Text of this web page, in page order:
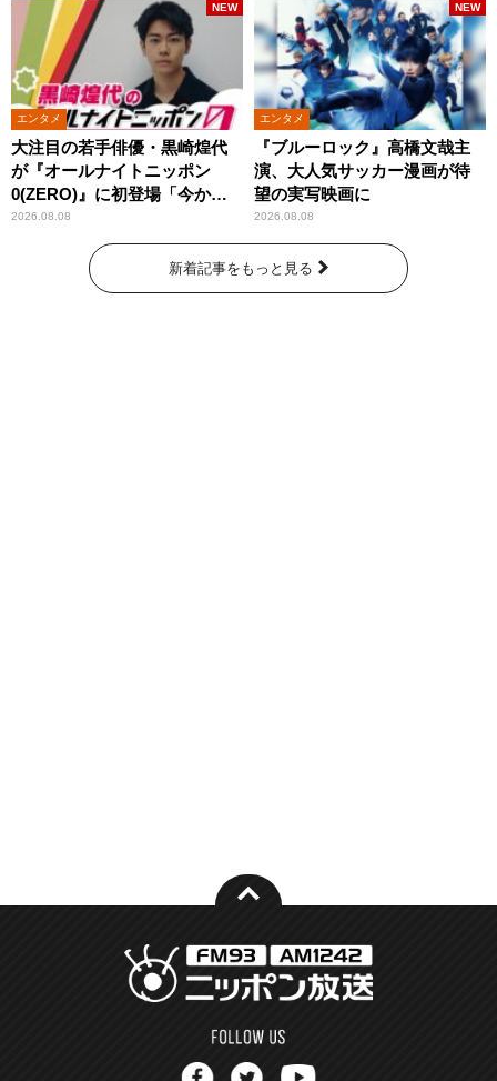
エンタメ
大注目の若手俳優・黒崎煌代
が『オールナイトニッポン
0(ZERO)』に初登場「今から
とてもワクワクしておりま
2026.08.08
NEW
エンタメ
『ブルーロック』高橋文哉主
演、大人気サッカー漫画が待
望の実写映画に
2026.08.08
NEW
新着記事をもっと見る